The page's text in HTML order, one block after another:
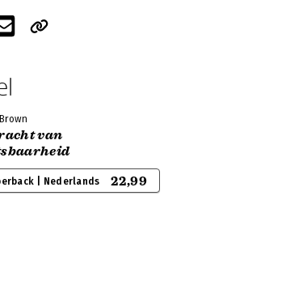
van
| Nederlands 22,99